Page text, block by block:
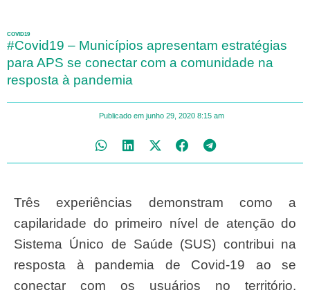
COVID19
#Covid19 – Municípios apresentam estratégias
para APS se conectar com a comunidade na
resposta à pandemia
Publicado em junho 29, 2020 8:15 am
Três experiências demonstram como a
capilaridade do primeiro nível de atenção do
Sistema Único de Saúde (SUS) contribui na
resposta à pandemia de Covid-19 ao se
conectar com os usuários no território.